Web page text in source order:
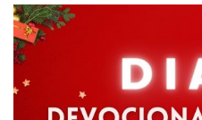
O pecado gera desequilíbrio
porque não temos em